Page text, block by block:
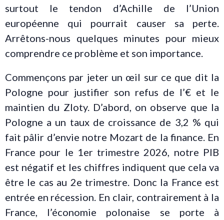
surtout le tendon d’Achille de l’Union
européenne qui pourrait causer sa perte.
Arrêtons-nous quelques minutes pour mieux
comprendre ce problème et son importance.
Commençons par jeter un œil sur ce que dit la
Pologne pour justifier son refus de l’€ et le
maintien du Zloty. D’abord, on observe que la
Pologne a un taux de croissance de 3,2 % qui
fait pâlir d’envie notre Mozart de la finance. En
France pour le 1er trimestre 2026, notre PIB
est négatif et les chiffres indiquent que cela va
être le cas au 2e trimestre. Donc la France est
entrée en récession. En clair, contrairement à la
France, l’économie polonaise se porte à